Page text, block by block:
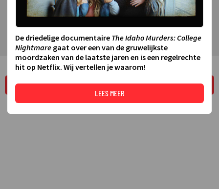
LEES MEER
De driedelige documentaire The Idaho Murders: College
Nightmare gaat over een van de gruwelijkste
moordzaken van de laatste jaren en is een regelrechte
hit op Netflix. Wij vertellen je waarom!
LEES MEER